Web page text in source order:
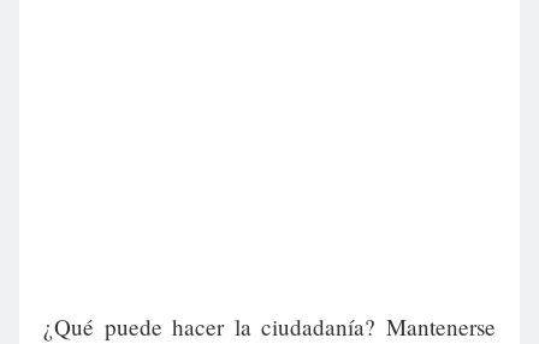
¿Qué puede hacer la ciudadanía? Mantenerse